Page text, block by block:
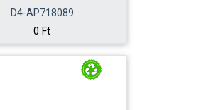
D4-AP718089
0 Ft